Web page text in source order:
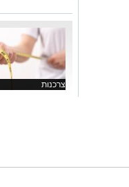
צרכנות